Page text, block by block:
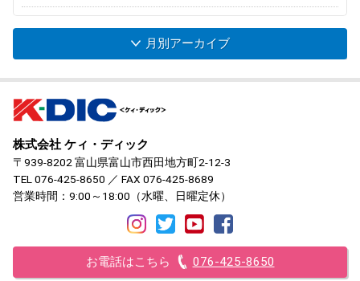
月別アーカイブ
株式会社 ケィ・ディック
〒939-8202 富山県富山市西田地方町2-12-3
TEL 076-425-8650 ／ FAX 076-425-8689
営業時間：9:00～18:00（水曜、日曜定休）
お電話はこちら 076-425-8650